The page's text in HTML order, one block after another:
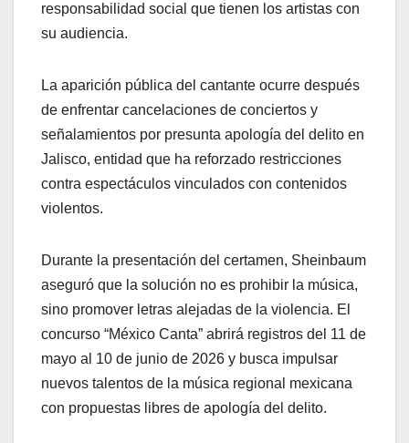
responsabilidad social que tienen los artistas con
su audiencia.
La aparición pública del cantante ocurre después
de enfrentar cancelaciones de conciertos y
señalamientos por presunta apología del delito en
Jalisco, entidad que ha reforzado restricciones
contra espectáculos vinculados con contenidos
violentos.
Durante la presentación del certamen, Sheinbaum
aseguró que la solución no es prohibir la música,
sino promover letras alejadas de la violencia. El
concurso “México Canta” abrirá registros del 11 de
mayo al 10 de junio de 2026 y busca impulsar
nuevos talentos de la música regional mexicana
con propuestas libres de apología del delito.